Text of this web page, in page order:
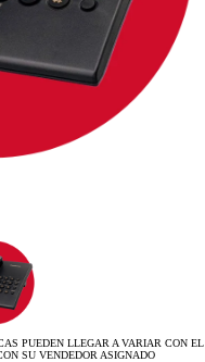
PUEDEN LLEGAR A VARIAR CON EL
SU VENDEDOR ASIGNADO